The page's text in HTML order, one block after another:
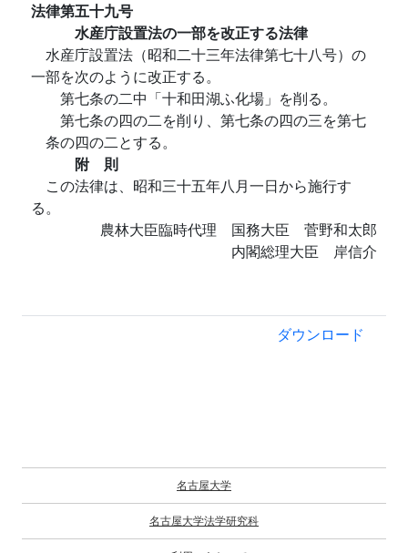
法律第五十九号
水産庁設置法の一部を改正する法律
水産庁設置法（昭和二十三年法律第七十八号）の
一部を次のように改正する。
第七条の二中「十和田湖ふ化場」を削る。
第七条の四の二を削り、第七条の四の三を第七
条の四の二とする。
附 則
この法律は、昭和三十五年八月一日から施行す
る。
農林大臣臨時代理 国務大臣 菅野和太郎
内閣総理大臣 岸信介
ダウンロード
名古屋大学
名古屋大学法学研究科